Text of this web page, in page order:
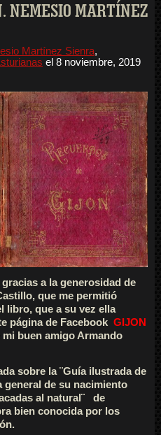
NEMESIO MARTÍNEZ
Martínez Sienra,
el 8 noviembre, 2019
a la generosidad de
que me permitió
libro, que a su vez ella
página de Facebook GIJON
mi buen amigo Armando
sobre la ¨Guía ilustrada de
general de su nacimiento
al natural¨ de
bien conocida por los